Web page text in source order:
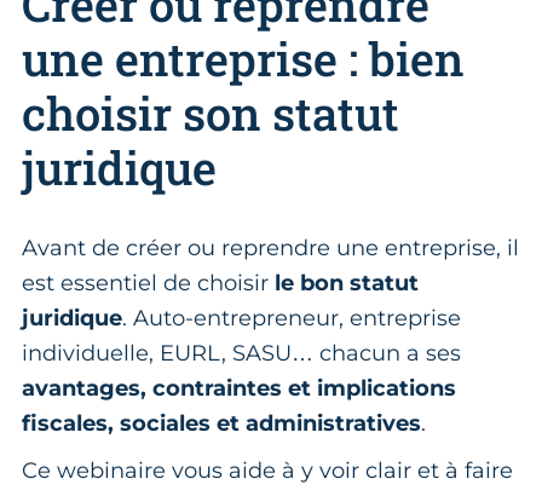
une entreprise : bien
choisir son statut
juridique
Avant de créer ou reprendre une entreprise, il
est essentiel de choisir le bon statut
juridique. Auto-entrepreneur, entreprise
individuelle, EURL, SASU… chacun a ses
avantages, contraintes et implications
fiscales, sociales et administratives.
Ce webinaire vous aide à y voir clair et à faire